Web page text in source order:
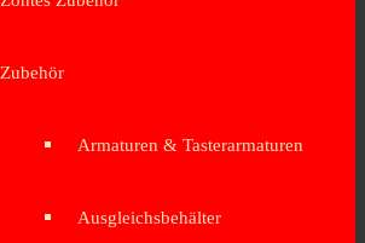
Zubehör
Armaturen & Tasterarmaturen
Ausgleichsbehälter